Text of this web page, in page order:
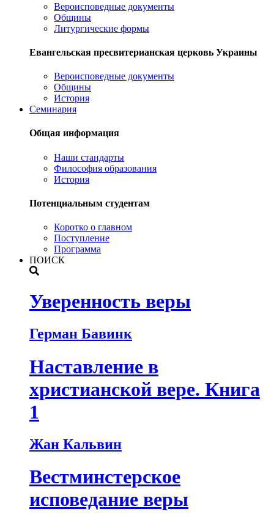
Вероисповедные документы
Общины
Литургические формы
Евангельская пресвитерианская церковь Украины
Вероисповедные документы
Общины
История
Семинария
Общая информация
Наши стандарты
Философия образования
История
Потенциальным студентам
Коротко о главном
Поступление
Программа
ПОИСК
Уверенность веры
Герман Бавинк
Наставление в
христианской вере. Книга
1
Жан Кальвин
Вестминстерское
исповедание веры